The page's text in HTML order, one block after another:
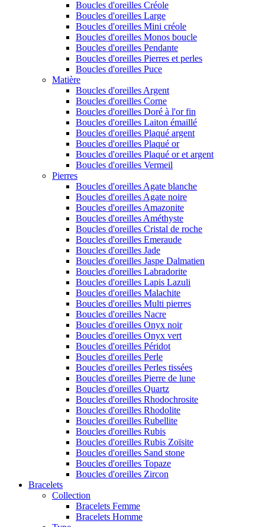
Boucles d'oreilles Créole
Boucles d'oreilles Large
Boucles d'oreilles Mini créole
Boucles d'oreilles Monos boucle
Boucles d'oreilles Pendante
Boucles d'oreilles Pierres et perles
Boucles d'oreilles Puce
Matière
Boucles d'oreilles Argent
Boucles d'oreilles Corne
Boucles d'oreilles Doré à l'or fin
Boucles d'oreilles Laiton émaillé
Boucles d'oreilles Plaqué argent
Boucles d'oreilles Plaqué or
Boucles d'oreilles Plaqué or et argent
Boucles d'oreilles Vermeil
Pierres
Boucles d'oreilles Agate blanche
Boucles d'oreilles Agate noire
Boucles d'oreilles Amazonite
Boucles d'oreilles Améthyste
Boucles d'oreilles Cristal de roche
Boucles d'oreilles Emeraude
Boucles d'oreilles Jade
Boucles d'oreilles Jaspe Dalmatien
Boucles d'oreilles Labradorite
Boucles d'oreilles Lapis Lazuli
Boucles d'oreilles Malachite
Boucles d'oreilles Multi pierres
Boucles d'oreilles Nacre
Boucles d'oreilles Onyx noir
Boucles d'oreilles Onyx vert
Boucles d'oreilles Péridot
Boucles d'oreilles Perle
Boucles d'oreilles Perles tissées
Boucles d'oreilles Pierre de lune
Boucles d'oreilles Quartz
Boucles d'oreilles Rhodochrosite
Boucles d'oreilles Rhodolite
Boucles d'oreilles Rubellite
Boucles d'oreilles Rubis
Boucles d'oreilles Rubis Zoïsite
Boucles d'oreilles Sand stone
Boucles d'oreilles Topaze
Boucles d'oreilles Zircon
Bracelets
Collection
Bracelets Femme
Bracelets Homme